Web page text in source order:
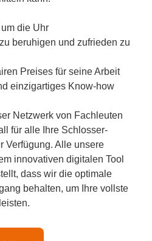
die Uhr
beruhigen und zufrieden zu
Preises für seine Arbeit
einzigartiges Know-how
Netzwerk von Fachleuten
für alle Ihre Schlosser-
Verfügung. Alle unsere
innovativen digitalen Tool
dass wir die optimale
behalten, um Ihre vollste